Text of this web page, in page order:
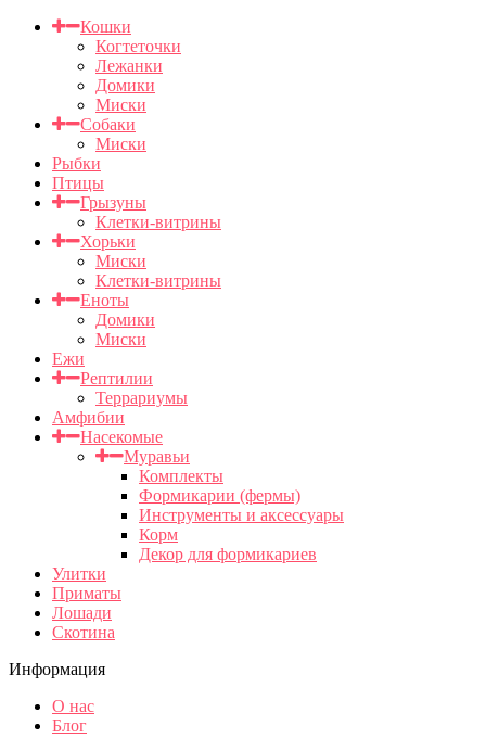
Кошки
Когтеточки
Лежанки
Домики
Миски
Собаки
Миски
Рыбки
Птицы
Грызуны
Клетки-витрины
Хорьки
Миски
Клетки-витрины
Еноты
Домики
Миски
Ежи
Рептилии
Террариумы
Амфибии
Насекомые
Муравьи
Комплекты
Формикарии (фермы)
Инструменты и аксессуары
Корм
Декор для формикариев
Улитки
Приматы
Лошади
Скотина
Информация
О нас
Блог